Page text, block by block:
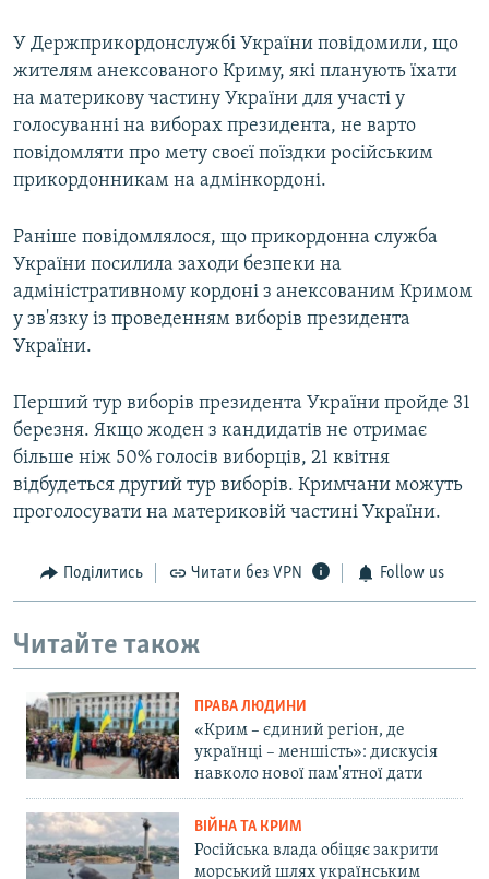
У Держприкордонслужбі України повідомили, що
жителям анексованого Криму, які планують їхати
на материкову частину України для участі у
голосуванні на виборах президента, не варто
повідомляти про мету своєї поїздки російським
прикордонникам на адмінкордоні.
Раніше повідомлялося, що прикордонна служба
України посилила заходи безпеки на
адміністративному кордоні з анексованим Кримом
у зв'язку із проведенням виборів президента
України.
Перший тур виборів президента України пройде 31
березня. Якщо жоден з кандидатів не отримає
більше ніж 50% голосів виборців, 21 квітня
відбудеться другий тур виборів. Кримчани можуть
проголосувати на материковій частині України.
Поділитись Читати без VPN Follow us
Читайте також
ПРАВА ЛЮДИНИ
«Крим – єдиний регіон, де
українці – меншість»: дискусія
навколо нової пам'ятної дати
ВІЙНА ТА КРИМ
Російська влада обіцяє закрити
морський шлях українським